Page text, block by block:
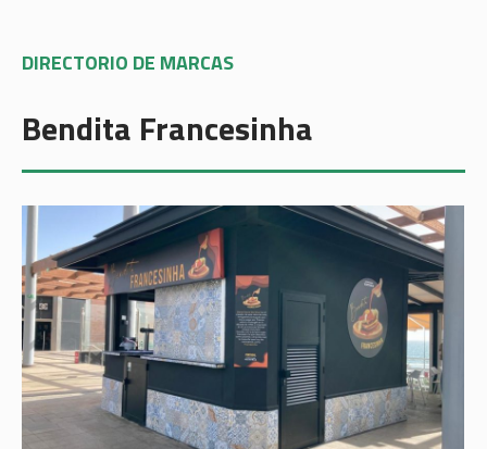
DIRECTORIO DE MARCAS
Bendita Francesinha